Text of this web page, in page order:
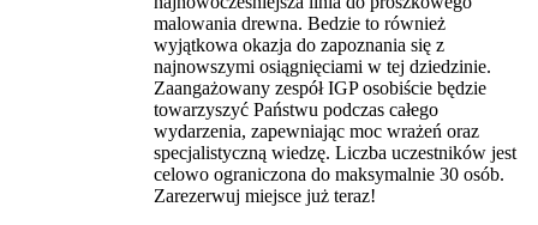
malowania drewna. Bedzie to również
wyjątkowa okazja do zapoznania się z
najnowszymi osiągnięciami w tej dziedzinie.
Zaangażowany zespół IGP osobiście będzie
towarzyszyć Państwu podczas całego
wydarzenia, zapewniając moc wrażeń oraz
specjalistyczną wiedzę. Liczba uczestników jest
celowo ograniczona do maksymalnie 30 osób.
Zarezerwuj miejsce już teraz!